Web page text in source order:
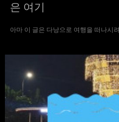
은 여기
아마 이 글은 다낭으로 여행을 떠나시